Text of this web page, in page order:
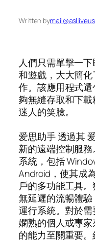
Written by
人們只需單擊一
和遊戲，大大簡
作。該應用程式
夠無縫存取和下
迷人的笑臉。
爱思助手 透過其
新的遠端控制服
系統，包括
Android，使其成
戶的多功能工具
無延遲的流暢體
運行系統。對於
嫻熟的個人或專
的能力至關重要